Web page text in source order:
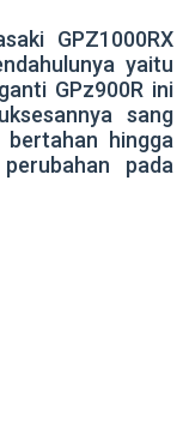
GPZ1000RX
yaitu
GPz900R ini
sang
bertahan hingga
pada